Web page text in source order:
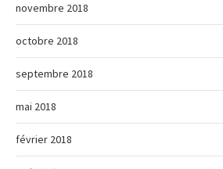
novembre 2018
octobre 2018
septembre 2018
mai 2018
février 2018